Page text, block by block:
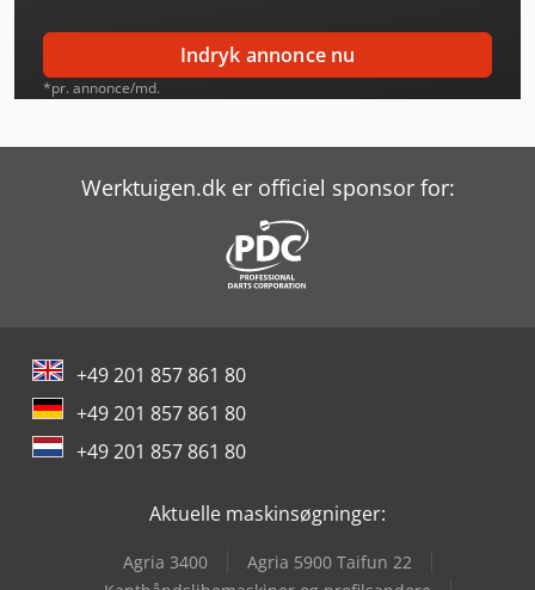
lager. = Yderligere information = Motorvolumen: 9.186 cc
Indryk annonce nu
*pr. annonce/md.
Werktuigen.dk er officiel sponsor for:
+49 201 857 861 80
+49 201 857 861 80
+49 201 857 861 80
Aktuelle maskinsøgninger:
Agria 3400
Agria 5900 Taifun 22